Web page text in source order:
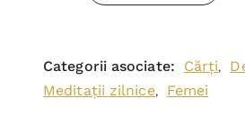
Categorii asociate: Cărți,
Meditații zilnice, Femei